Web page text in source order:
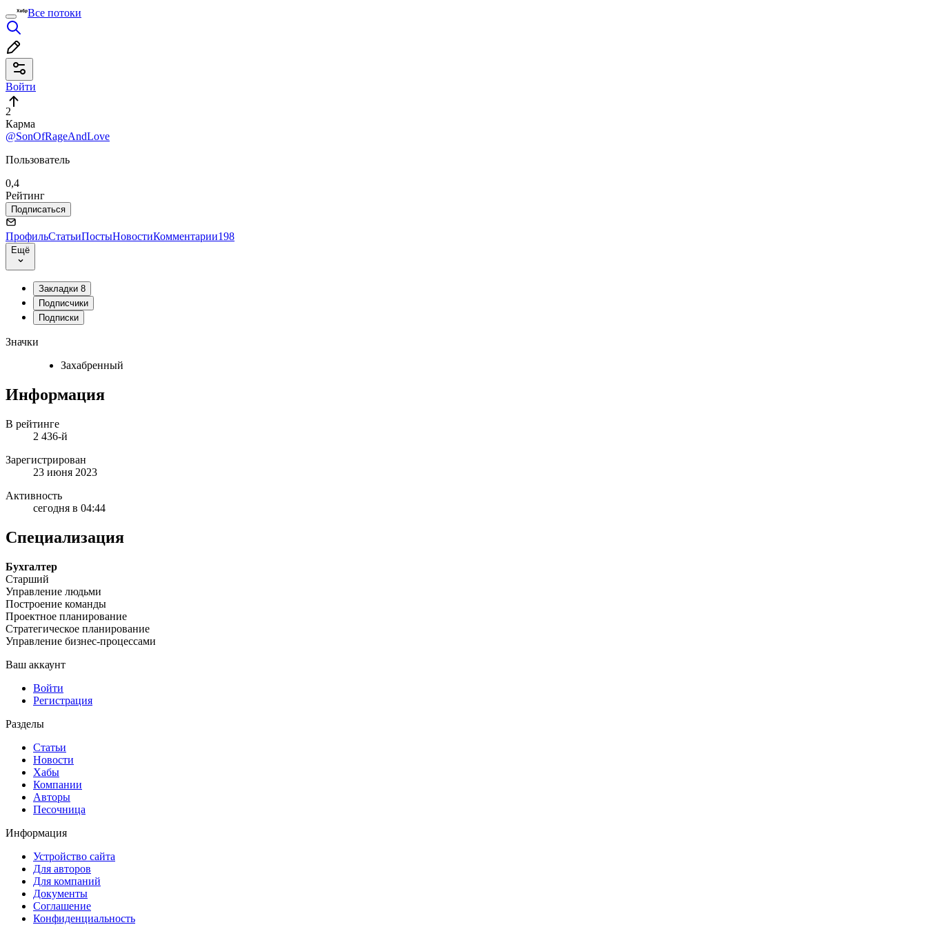
Все потоки
Войти
2
Карма
@SonOfRageAndLove
Пользователь
0,4
Рейтинг
Подписаться
ПрофильСтатьиПостыНовостиКомментарии198
Ещё
Закладки 8
Подписчики
Подписки
Значки
Захабренный
Информация
В рейтинге
2 436-й
Зарегистрирован
23 июня 2023
Активность
сегодня в 04:44
Специализация
Бухгалтер
Старший
Управление людьми
Построение команды
Проектное планирование
Стратегическое планирование
Управление бизнес-процессами
Ваш аккаунт
Войти
Регистрация
Разделы
Статьи
Новости
Хабы
Компании
Авторы
Песочница
Информация
Устройство сайта
Для авторов
Для компаний
Документы
Соглашение
Конфиденциальность